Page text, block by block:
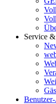
Service